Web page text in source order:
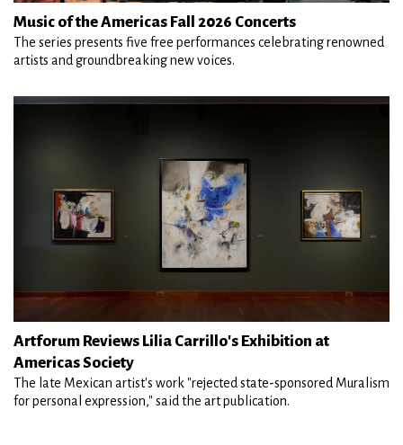
Music of the Americas Fall 2026 Concerts
The series presents five free performances celebrating renowned
artists and groundbreaking new voices.
Artforum Reviews Lilia Carrillo's Exhibition at
Americas Society
The late Mexican artist's work "rejected state-sponsored Muralism
for personal expression," said the art publication.